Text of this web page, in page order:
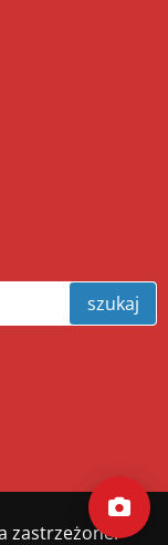
szukaj
zastrzeżone.